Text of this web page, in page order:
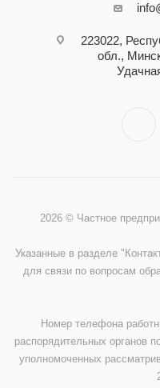
223022,
обл.,
2026 © Частное
Указанные в разделе
для связи по вопросам
Номер телефона
распорядительных органов
уполномоченных